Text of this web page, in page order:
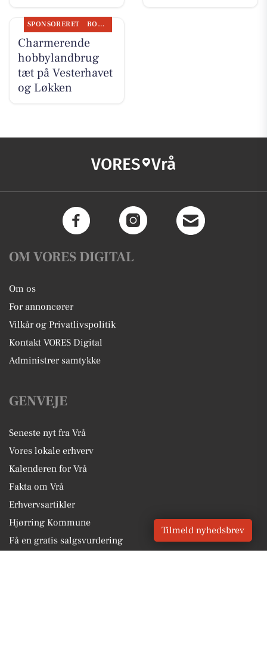
SPONSORERET BOLIGMARKED
Charmerende
hobbylandbrug
tæt på Vesterhavet
og Løkken
VORES Vrå
OM VORES DIGITAL
Om os
For annoncører
Vilkår og Privatlivspolitik
Kontakt VORES Digital
Administrer samtykke
GENVEJE
Seneste nyt fra Vrå
Vores lokale erhverv
Kalenderen for Vrå
Fakta om Vrå
Erhvervsartikler
Hjørring Kommune
Få en gratis salgsvurdering
Tilmeld nyhedsbrev